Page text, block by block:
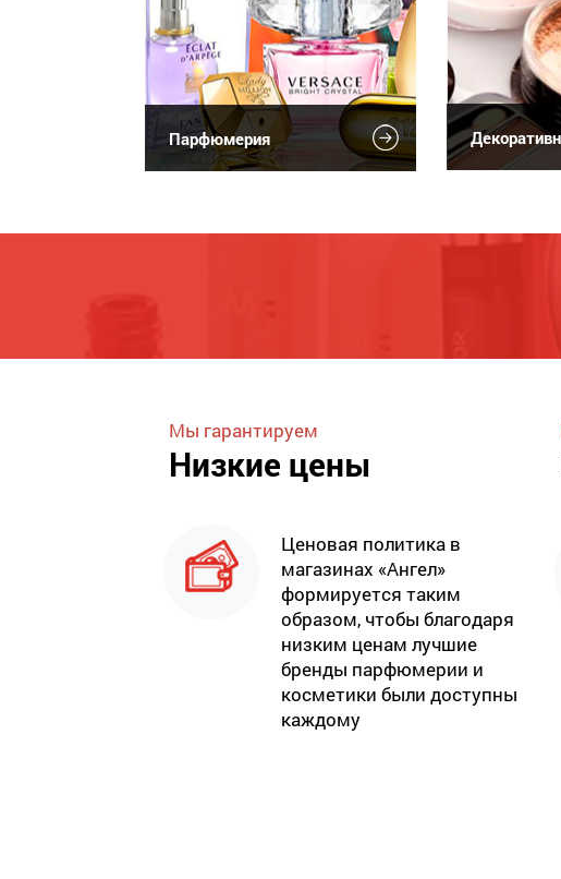
Парфюмерия
Мы гарантируем
Низкие цены
Ценовая политика в
магазинах «Ангел»
формируется таким
образом, чтобы благодаря
низким ценам лучшие
бренды парфюмерии и
косметики были доступны
каждому